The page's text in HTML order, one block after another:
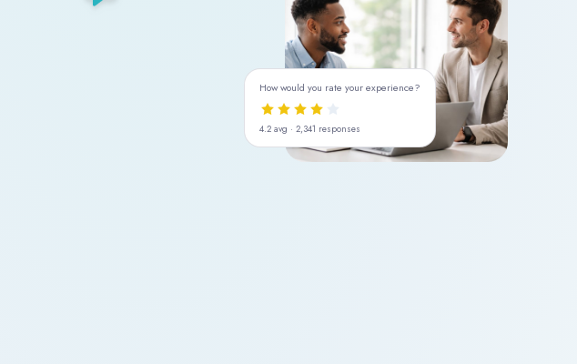
How would you rate your experience?
4.2 avg · 2,341 responses